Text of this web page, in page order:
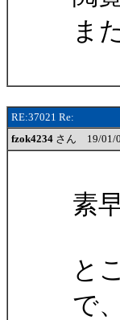
ま
RE:37021 Re:
fzok4234 さん 19/01/
素
と
で